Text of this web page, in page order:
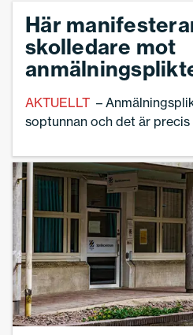
Här
skolledare mot
AKTUELLT –
soptunnan och det är
Sveriges Skolledares
Charlotte Gavelin Rydman
manifestation på Sergels
på onsdagen.